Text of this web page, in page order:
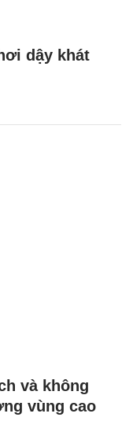
dậy khát
và không
vùng cao